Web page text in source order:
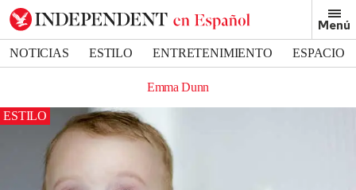
Menú
NOTICIAS ESTILO ENTRETENIMIENTO
ESPACIO
Emma Dunn
ESTILO